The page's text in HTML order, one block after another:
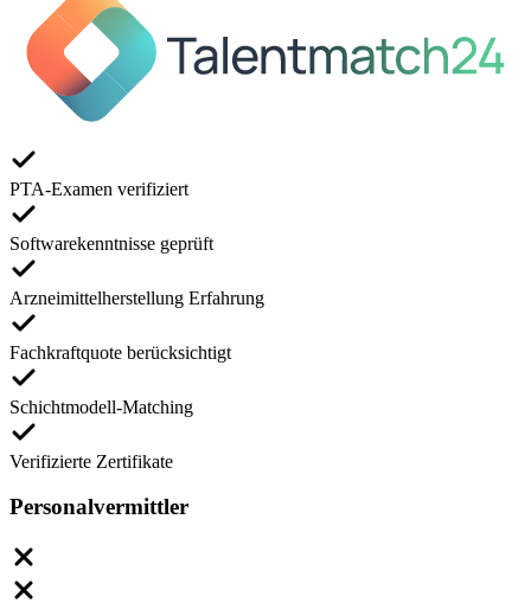
PTA-Examen verifiziert
Softwarekenntnisse geprüft
Arzneimittelherstellung Erfahrung
Fachkraftquote berücksichtigt
Schichtmodell-Matching
Verifizierte Zertifikate
Personalvermittler